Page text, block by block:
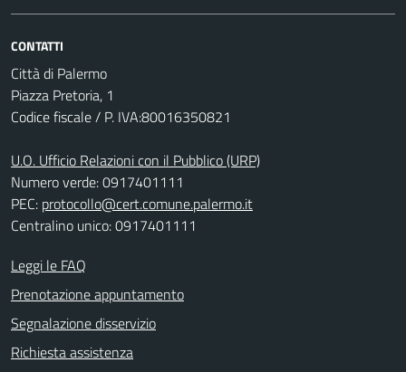
CONTATTI
Città di Palermo
Piazza Pretoria, 1
Codice fiscale / P. IVA:80016350821
U.O. Ufficio Relazioni con il Pubblico (URP)
Numero verde: 0917401111
PEC: protocollo@cert.comune.palermo.it
Centralino unico: 0917401111
Leggi le FAQ
Prenotazione appuntamento
Segnalazione disservizio
Richiesta assistenza